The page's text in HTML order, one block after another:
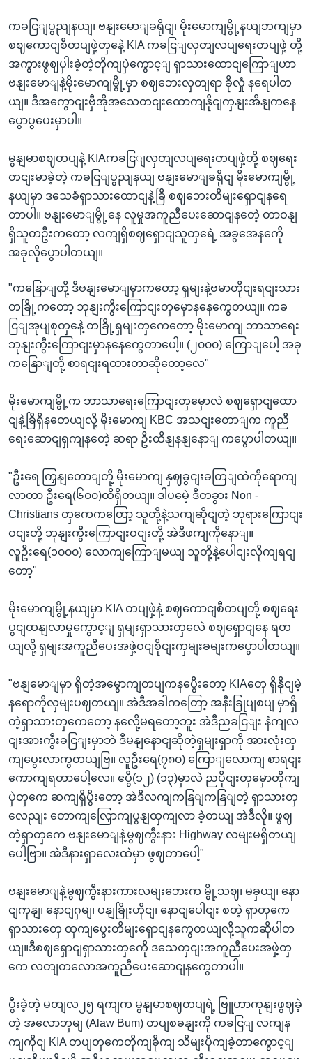
ကခငြျပွညျနယျ၊ ဗနျးမောျခရိုငျ၊ မိုးမောကျမွို့နယျဘကျမှာ
စဈကောငျစီတပျဖှဲ့တှနေဲ့ KIA ကခငြျလှတျလပျရေးတပျဖှဲ့ တို့
အကွားဖွဈပှါးခဲ့တဲ့တိုကျပှဲကွောင့ျ ရှာသားထောငျကြောျဟာ
ဗနျးမောျနဲ့မိုးမောကျမွို့မှာ စဈဘေးလှတျရာ ခိုလှုံ နရေပါတ
ယျ။ ဒီအကွောငျးဗှီအိုအသေတငျးထောကျနိုငျကှနျးအိနျကနေ
ပွောပွပေးမှာပါ။
မွနျမာစဈတပျနဲ့ KIAကခငြျလှတျလပျရေးတပျဖှဲ့တို့ စဈရေး
တငျးမာခဲ့တဲ့ ကခငြျပွညျနယျ ဗနျးမောျခရိုငျ မိုးမောကျမွို့
နယျမှာ ဒသေခံရှာသားထောငျနဲ့ခြီ စဈဘေးတိမျးရှောငျနရေ
တာပါ။ ဗနျးမောျမွို့နေ လူမှုအကူညီပေးဆောငျနတေဲ့ တာဝနျ
ရှိသူတဦးကတော့ လကျရှိစဈရှောငျသူတှရေဲ့ အခွအေနကေို
အခုလိုပွောပါတယျ။
"ကနြောျတို့ ဒီဗနျးမောျမှာကတော့ ရှမျးနဲ့ဗမာတိုငျးရငျးသား
တခြို့ကတော့ ဘုနျးကွီးကြောငျးတှမှောနနေကွေတယျ။ ကခ
ငြျအုပျစုတှနေဲ့ တခြို့ရှမျးတှကေတော့ မိုးမောကျ ဘာသာရေး
ဘုနျးကွီးကြောငျးမှာနနေကွေတာပေါ့။ (၂၀၀၀) ကြောျပေါ့ အခု
ကနြောျတို့ စာရငျးရထားတာဆိုတော့လေ"
မိုးမောကျမွို့က ဘာသာရေးကြောငျးတှမှောလဲ စဈရှောငျထော
ငျနဲ့ခြီရှိနတေယျလို့ မိုးမောကျ KBC အသငျးတောျက ကူညီ
ရေးဆောငျရှကျနတေဲ့ ဆရာ ဦးထိနျနနျနောျ ကပွောပါတယျ။
"ဦးရေ ကြှနျတောျတို့ မိုးမောကျ နှဈခွငျးခတြျထဲကိုရောကျ
လာတာ ဦးရေ(၆၀၀)ထိရှိတယျ။ ဒါပမေဲ့ ဒီတခွား Non -
Christians တှကေကတြော့ သူတို့နဲ့သကျဆိုငျတဲ့ ဘုရားကြောငျး
ဝငျးတို့ ဘုနျးကွီးကြောငျးဝငျးတို့ အဲဒီဖကျကိုနောျ။
လူဦးရေ(၁၀၀၀) လောကျကြောျမယျ သူတို့နဲ့ပေါငျးလိုကျရငျ
တော့"
မိုးမောကျမွို့နယျမှာ KIA တပျဖှဲ့နဲ့ စဈကောငျစီတပျတို့ စဈရေး
ပွငျထနျလာမှုကွောင့ျ ရှမျးရှာသားတှလေဲ စဈရှောငျနေ ရတ
ယျလို့ ရှမျးအကူညီပေးအဖှဲ့ဝငျစိုငျးကှမျးခမျးကပွောပါတယျ။
"ဗနျမောျမှာ ရှိတဲ့အမွောကျတပျကနပွေီးတော့ KIAတှေ ရှိနိုငျမဲ့
နရောကိုလှမျးပဈတယျ။ အဲဒီအခါကတြော့ အနီးခြုပျစပျ မှာရှိ
တဲ့ရှာသားတှကေတော့ နလေို့မရတော့ဘူး အဲဒီညခငြျး နံကျလ
ငျးအားကွီးခငြျးမှာဘဲ ဒီမနျနောငျဆိုတဲ့ရှမျးရှာကို အားလုံးထှ
ကျပွေးလာကွတယျဗြ။ လူဦးရေ(၇၈၀) ကြောျလောကျ စာရငျး
ကောကျရတာပေါ့လေ။ ဧပွီ(၁၂) (၁၃)မှာလဲ ညပိုငျးတှမှောတိုကျ
ပှဲတှကေ ဆကျရှိပွီးတော့ အဲဒီလကျကနြျကနြျတဲ့ ရှာသားတှ
လေညျး တောကျလြှောကျပွနျထှကျလာ ခဲ့တယျ အဲဒီလို။ ဖွဈ
တဲ့ရှာတှကေ ဗနျးမောျနဲ့မွဈကွီးနား Highway လမျးမရှိတယျ
ပေါ့ဗြာ။ အဲဒီနားရှာလေးထဲမှာ ဖွဈတာပေါ့"
ဗနျးမောျနဲ့မွဈကွီးနားကားလမျးဘေးက မွို့သဈ၊ မခှယျ၊ နော
ငျကုနျ၊ နောငျဂှမျ၊ ပနျခြိုးဟိုငျ၊ နောငျပေါငျး စတဲ့ ရှာတှကေ
ရှာသားတှေ ထှကျပွေးတိမျးရှောငျနကွေတယျလို့သူကဆိုပါတ
ယျ။ဒီစဈရှောငျရှာသားတှကေို ဒသေတှငျးအကူညီပေးအဖှဲ့တှ
ကေ လတျတလောအကူညီပေးဆောငျနကွေတာပါ။
ပွီးခဲ့တဲ့ မတျလ၂၅ ရကျက မွနျမာစဈတပျရဲ့ ဗြူဟာကုနျးဖွဈခဲ့
တဲ့ အလောဘှမျ (Alaw Bum) တပျစခနျးကို ကခငြျ လကျန
ကျကိုငျ KIA တပျတှကေတိုကျခိုကျ သိမျးပိုကျခဲ့တာကွောင့ျ